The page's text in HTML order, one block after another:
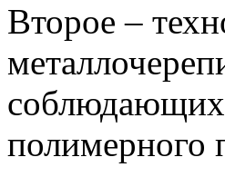
Второе –
соблюдающих
полимерного